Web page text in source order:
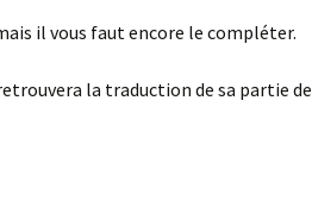
il vous faut encore le compléter.
la traduction de sa partie de